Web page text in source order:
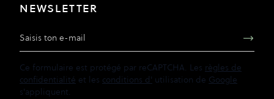
NEWSLETTER
Adresse e-mail
Ce formulaire est protégé par reCAPTCHA. Les règles de
confidentialité et les conditions d' utilisation de Google
s'appliquent.